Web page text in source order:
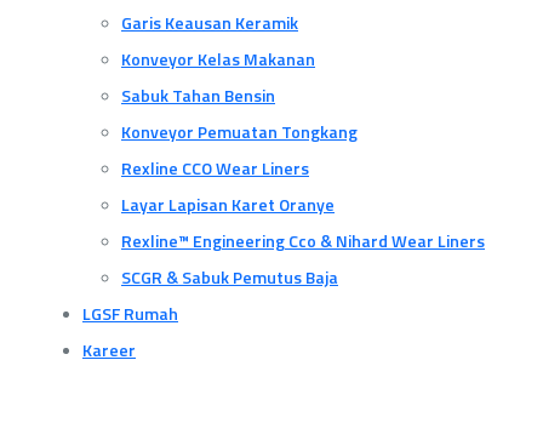
Garis Keausan Keramik
Konveyor Kelas Makanan
Sabuk Tahan Bensin
Konveyor Pemuatan Tongkang
Rexline CCO Wear Liners
Layar Lapisan Karet Oranye
Rexline™ Engineering Cco & Nihard Wear Liners
SCGR & Sabuk Pemutus Baja
LGSF Rumah
Kareer